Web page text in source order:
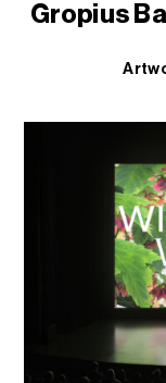
Gropius